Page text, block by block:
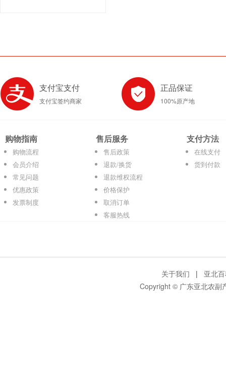
支付宝支付
支付宝签约商家
正品保证
100%原产地
购物指南
购物流程
会员介绍
常见问题
优惠政策
发票制度
售后服务
售后政策
退款/换货
退款维权流程
价格保护
取消订单
客服热线
支付方法
在线支付
货到付款
关于我们 | 亚北
Copyright © 广东亚北农副